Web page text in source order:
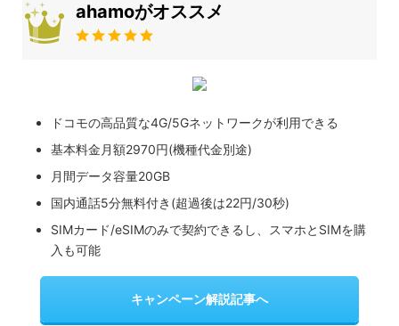
ahamoがオススメ
ドコモの高品質な4G/5Gネットワークが利用できる
基本料金月額2970円(機種代金別途)
月間データ容量20GB
国内通話5分無料付き(超過後は22円/30秒)
SIMカード/eSIMのみで契約できるし、スマホとSIMを購
入も可能
キャンペーン解説記事へ